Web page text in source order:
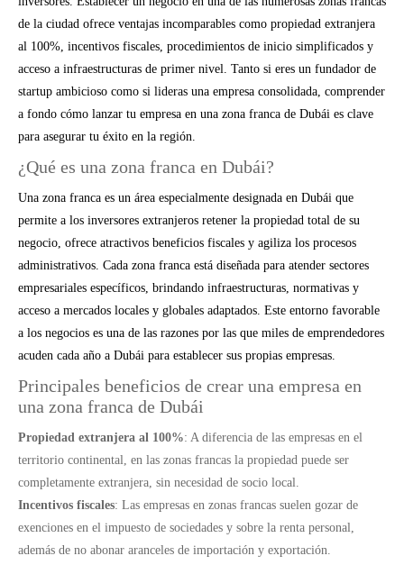
de la ciudad ofrece ventajas incomparables como propiedad extranjera
al 100%, incentivos fiscales, procedimientos de inicio simplificados y
acceso a infraestructuras de primer nivel. Tanto si eres un fundador de
startup ambicioso como si lideras una empresa consolidada, comprender
a fondo cómo lanzar tu empresa en una zona franca de Dubái es clave
para asegurar tu éxito en la región.
¿Qué es una zona franca en Dubái?
Una zona franca es un área especialmente designada en Dubái que
permite a los inversores extranjeros retener la propiedad total de su
negocio, ofrece atractivos beneficios fiscales y agiliza los procesos
administrativos. Cada zona franca está diseñada para atender sectores
empresariales específicos, brindando infraestructuras, normativas y
acceso a mercados locales y globales adaptados. Este entorno favorable
a los negocios es una de las razones por las que miles de emprendedores
acuden cada año a Dubái para establecer sus propias empresas.
Principales beneficios de crear una empresa en
una zona franca de Dubái
Propiedad extranjera al 100%: A diferencia de las empresas en el
territorio continental, en las zonas francas la propiedad puede ser
completamente extranjera, sin necesidad de socio local.
Incentivos fiscales: Las empresas en zonas francas suelen gozar de
exenciones en el impuesto de sociedades y sobre la renta personal,
además de no abonar aranceles de importación y exportación.